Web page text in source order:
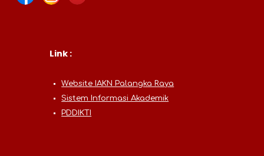
Link :
Website IAKN Palangka Raya
Sistem Informasi Akademik
PDDIKTI